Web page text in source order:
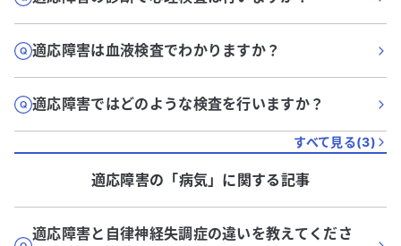
適応障害は血液検査でわかりますか？
適応障害ではどのような検査を行いますか？
すべて見る(3)
適応障害の「病気」に関する記事
適応障害と自律神経失調症の違いを教えてくださ